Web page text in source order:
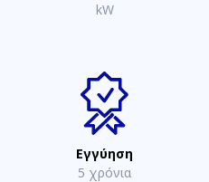
kW
Εγγύηση
5 χρόνια